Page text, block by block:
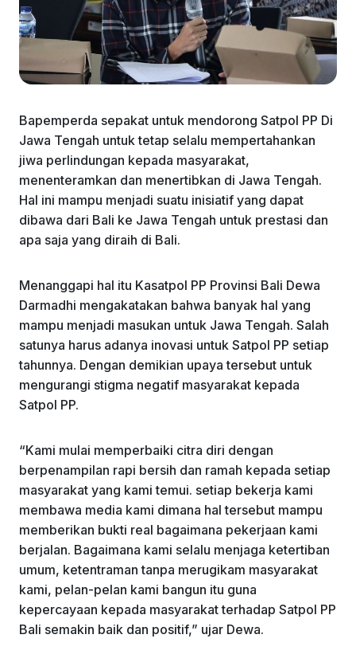
Bapemperda sepakat untuk mendorong Satpol PP Di
Jawa Tengah untuk tetap selalu mempertahankan
jiwa perlindungan kepada masyarakat,
menenteramkan dan menertibkan di Jawa Tengah.
Hal ini mampu menjadi suatu inisiatif yang dapat
dibawa dari Bali ke Jawa Tengah untuk prestasi dan
apa saja yang diraih di Bali.
Menanggapi hal itu Kasatpol PP Provinsi Bali Dewa
Darmadhi mengakatakan bahwa banyak hal yang
mampu menjadi masukan untuk Jawa Tengah. Salah
satunya harus adanya inovasi untuk Satpol PP setiap
tahunnya. Dengan demikian upaya tersebut untuk
mengurangi stigma negatif masyarakat kepada
Satpol PP.
“Kami mulai memperbaiki citra diri dengan
berpenampilan rapi bersih dan ramah kepada setiap
masyarakat yang kami temui. setiap bekerja kami
membawa media kami dimana hal tersebut mampu
memberikan bukti real bagaimana pekerjaan kami
berjalan. Bagaimana kami selalu menjaga ketertiban
umum, ketentraman tanpa merugikam masyarakat
kami, pelan-pelan kami bangun itu guna
kepercayaan kepada masyarakat terhadap Satpol PP
Bali semakin baik dan positif,” ujar Dewa.